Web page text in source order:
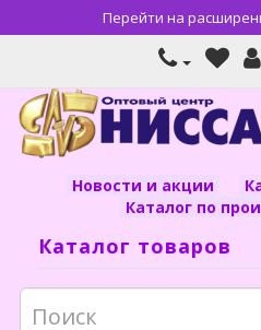
Перейти на
Новости и акции
Каталог по
Каталог товаров